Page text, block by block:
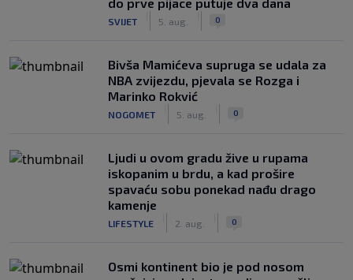
SVIJET 5. aug. 0
Bivša Mamićeva supruga se udala za
NBA zvijezdu, pjevala se Rozga i
Marinko Rokvić
NOGOMET 5. aug. 0
Ljudi u ovom gradu žive u rupama
iskopanim u brdu, a kad prošire
spavaću sobu ponekad nađu drago
kamenje
LIFESTYLE 2. aug. 0
Osmi kontinent bio je pod nosom